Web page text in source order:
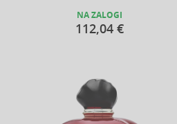
NA ZALOGI
112,04 €